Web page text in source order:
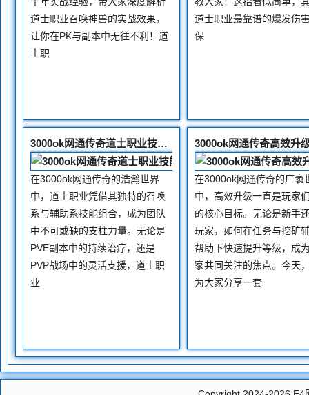
道士职业召唤神兽的实战效果，
让你在PK与副本中无往不利！道
士职
道士职业最靠谱的爆发伤
保
3000ok网通传奇道士职业技能组合与治疗效能
在3000ok网通传奇的浩瀚世界
中，道士职业凭借其独特的召唤
系与辅助系技能组合，成为团队
中不可或缺的支柱力量。无论是
PVE副本中的持续治疗，还是
PVP战场中的灵活支援，道士职
业
在3000ok网通传奇的广袤
中，高效升级一直是玩家
的核心目标。无论是新手
玩家，如何在任务与挖矿
帮助下快速提升等级，成
家共同关注的焦点。今天
为大家分享一套